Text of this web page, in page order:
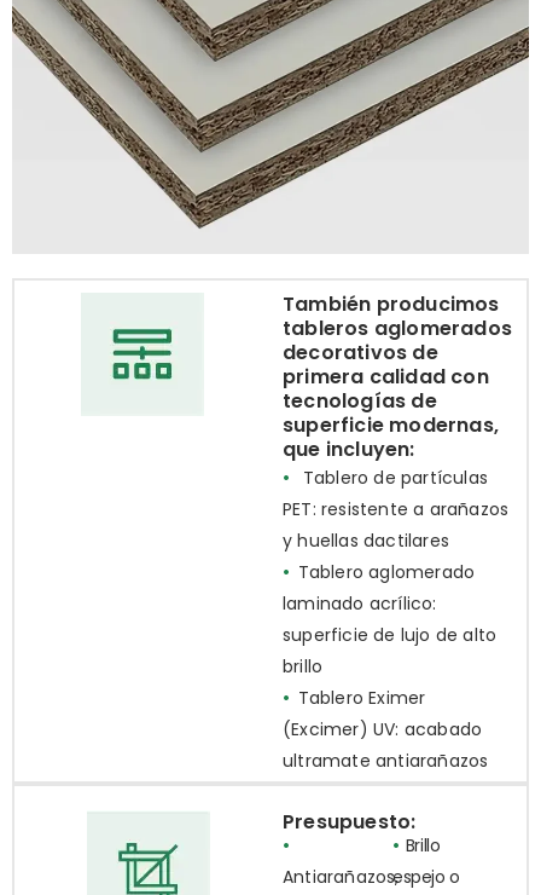
También producimos
tableros aglomerados
decorativos de
primera calidad con
tecnologías de
superficie modernas,
que incluyen:
•
Tablero de partículas
PET: resistente a arañazos
y huellas dactilares
• Tablero aglomerado
laminado acrílico:
superficie de lujo de alto
brillo
• Tablero Eximer
(Excimer) UV: acabado
ultramate antiarañazos
Presupuesto:
•
Antiarañazos,
• Brillo
espejo o